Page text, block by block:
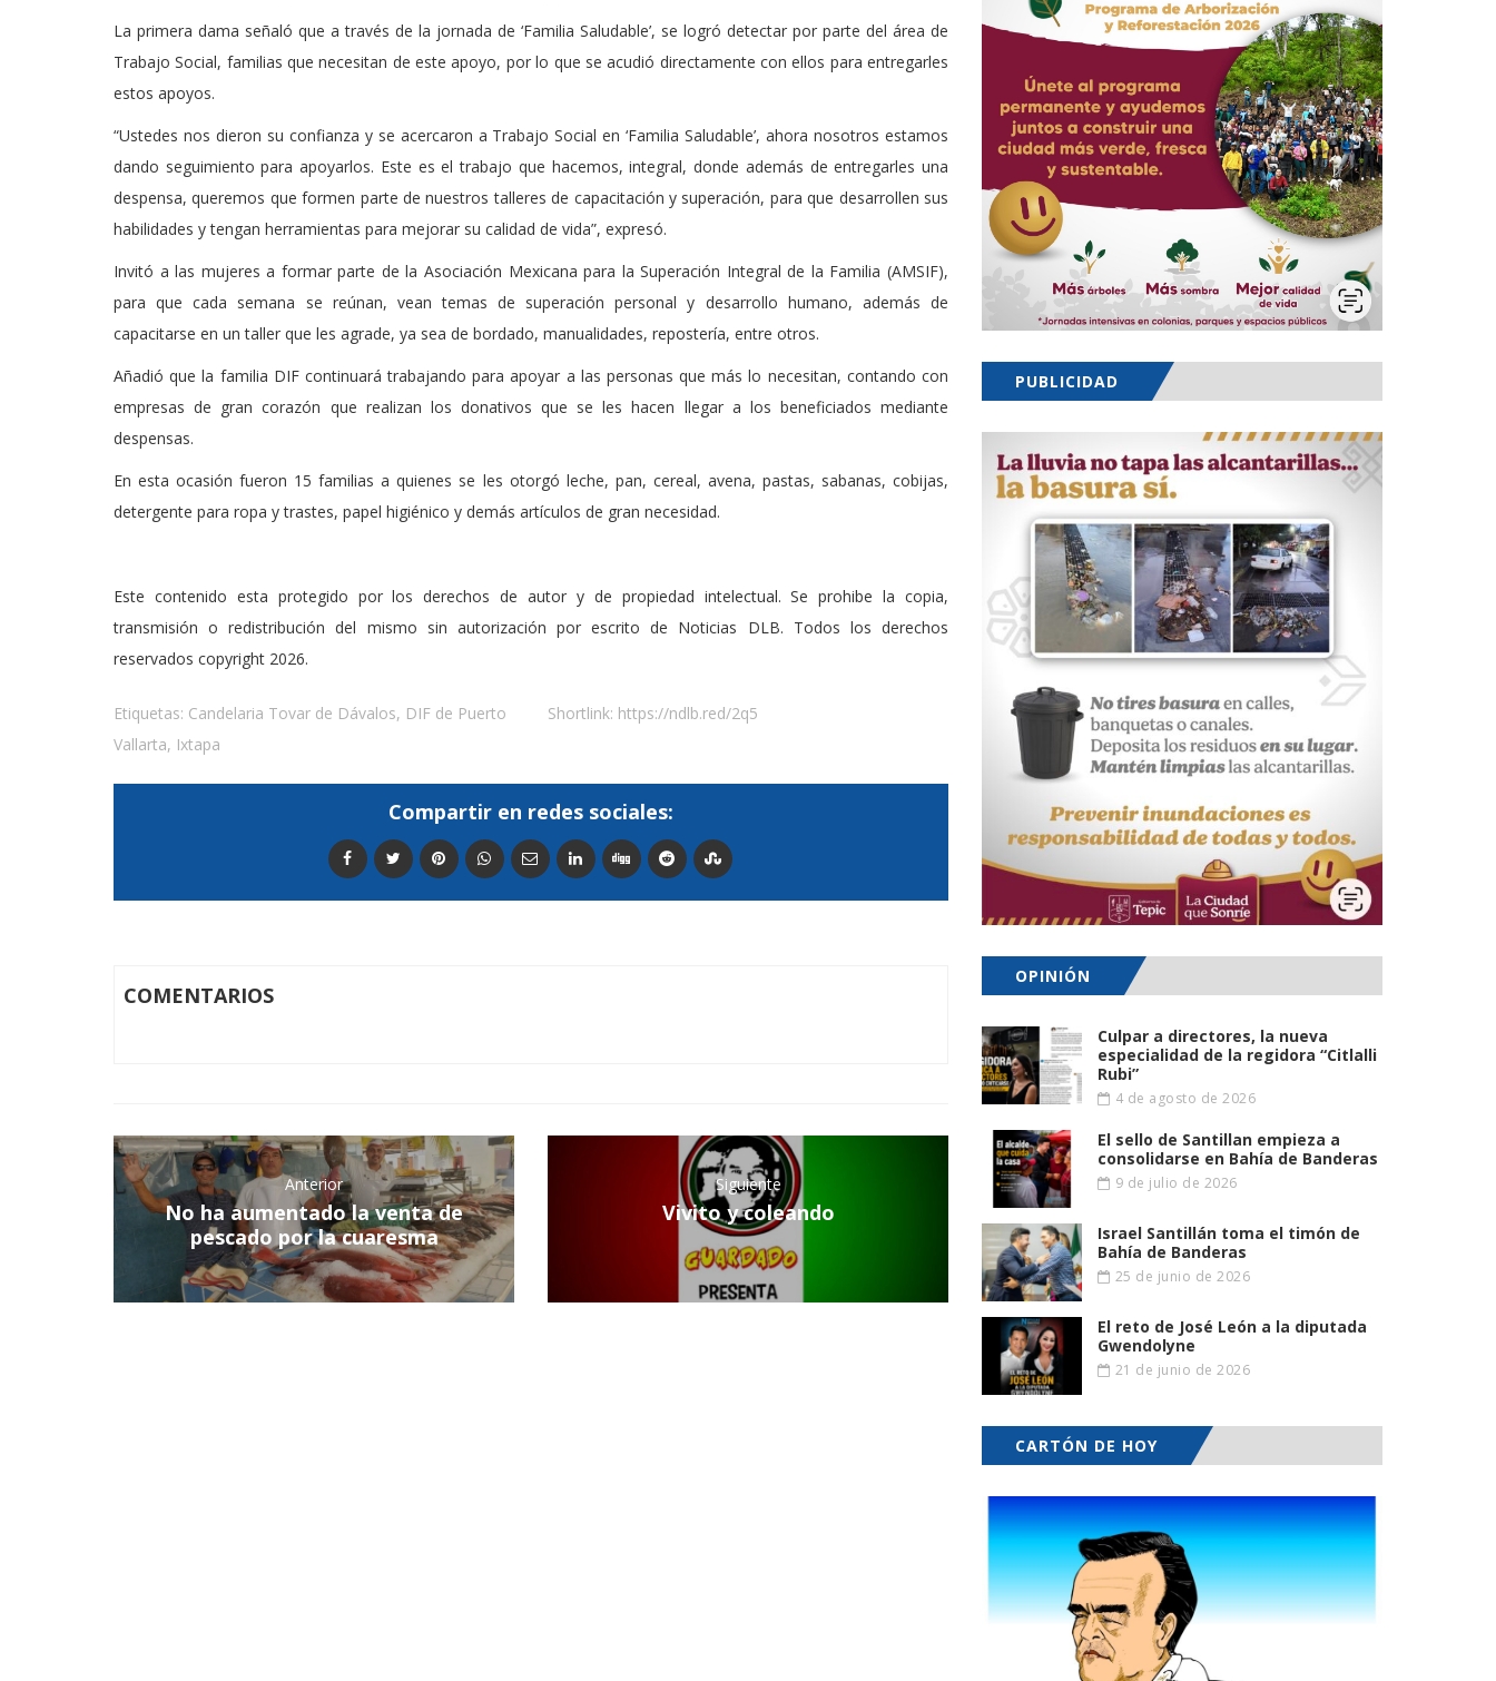
La primera dama señaló que a través de la jornada de ‘Familia Saludable’, se logró detectar por parte del área de
Trabajo Social, familias que necesitan de este apoyo, por lo que se acudió directamente con ellos para entregarles
estos apoyos.
“Ustedes nos dieron su confianza y se acercaron a Trabajo Social en ‘Familia Saludable’, ahora nosotros estamos
dando seguimiento para apoyarlos. Este es el trabajo que hacemos, integral, donde además de entregarles una
despensa, queremos que formen parte de nuestros talleres de capacitación y superación, para que desarrollen sus
habilidades y tengan herramientas para mejorar su calidad de vida”, expresó.
Invitó a las mujeres a formar parte de la Asociación Mexicana para la Superación Integral de la Familia (AMSIF),
para que cada semana se reúnan, vean temas de superación personal y desarrollo humano, además de
capacitarse en un taller que les agrade, ya sea de bordado, manualidades, repostería, entre otros.
Añadió que la familia DIF continuará trabajando para apoyar a las personas que más lo necesitan, contando con
empresas de gran corazón que realizan los donativos que se les hacen llegar a los beneficiados mediante
despensas.
En esta ocasión fueron 15 familias a quienes se les otorgó leche, pan, cereal, avena, pastas, sabanas, cobijas,
detergente para ropa y trastes, papel higiénico y demás artículos de gran necesidad.
Este contenido esta protegido por los derechos de autor y de propiedad intelectual. Se prohibe la copia,
transmisión o redistribución del mismo sin autorización por escrito de Noticias DLB. Todos los derechos
reservados copyright 2026.
Etiquetas: Candelaria Tovar de Dávalos, DIF de Puerto
Vallarta, Ixtapa
Shortlink: https://ndlb.red/2q5
Compartir en redes sociales:
COMENTARIOS
Anterior
No ha aumentado la venta de
pescado por la cuaresma
Siguiente
Vivito y coleando
PUBLICIDAD
OPINIÓN
Culpar a directores, la nueva
especialidad de la regidora “Citlalli
Rubi”
4 de agosto de 2026
El sello de Santillan empieza a
consolidarse en Bahía de Banderas
9 de julio de 2026
Israel Santillán toma el timón de
Bahía de Banderas
25 de junio de 2026
El reto de José León a la diputada
Gwendolyne
21 de junio de 2026
CARTÓN DE HOY